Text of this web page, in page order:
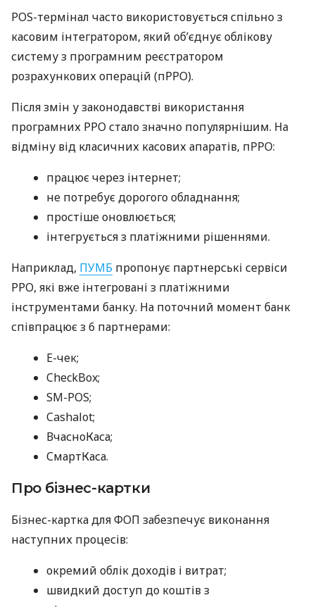
POS-термінал часто використовується спільно з
касовим інтегратором, який об’єднує облікову
систему з програмним реєстратором
розрахункових операцій (пРРО).
Після змін у законодавстві використання
програмних РРО стало значно популярнішим. На
відміну від класичних касових апаратів, пРРО:
працює через інтернет;
не потребує дорогого обладнання;
простіше оновлюється;
інтегрується з платіжними рішеннями.
Наприклад, ПУМБ пропонує партнерські сервіси
РРО, які вже інтегровані з платіжними
інструментами банку. На поточний момент банк
співпрацює з 6 партнерами:
E-чек;
CheckBox;
SM-POS;
Cashalot;
ВчасноКаса;
СмартКаса.
Про бізнес-картки
Бізнес-картка для ФОП забезпечує виконання
наступних процесів:
окремий облік доходів і витрат;
швидкий доступ до коштів з